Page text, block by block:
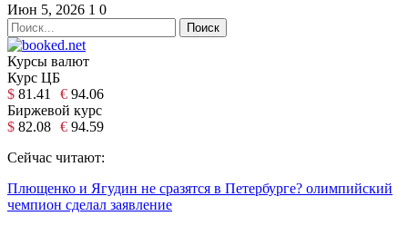
Июн 5, 2026 1 0
Курсы валют
Курс ЦБ
$ 81.41 € 94.06
Биржевой курс
$ 82.08 € 94.59
Сейчас читают:
Плющенко и Ягудин не сразятся в Петербурге? олимпийский
чемпион сделал заявление